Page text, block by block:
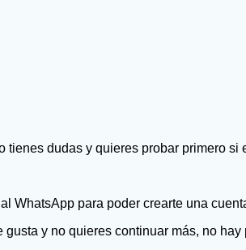
tienes dudas y quieres probar primero
WhatsApp para poder crearte una
y no quieres continuar más, no